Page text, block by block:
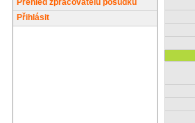
Přehled zpracovatelů posudků
Přihlásit